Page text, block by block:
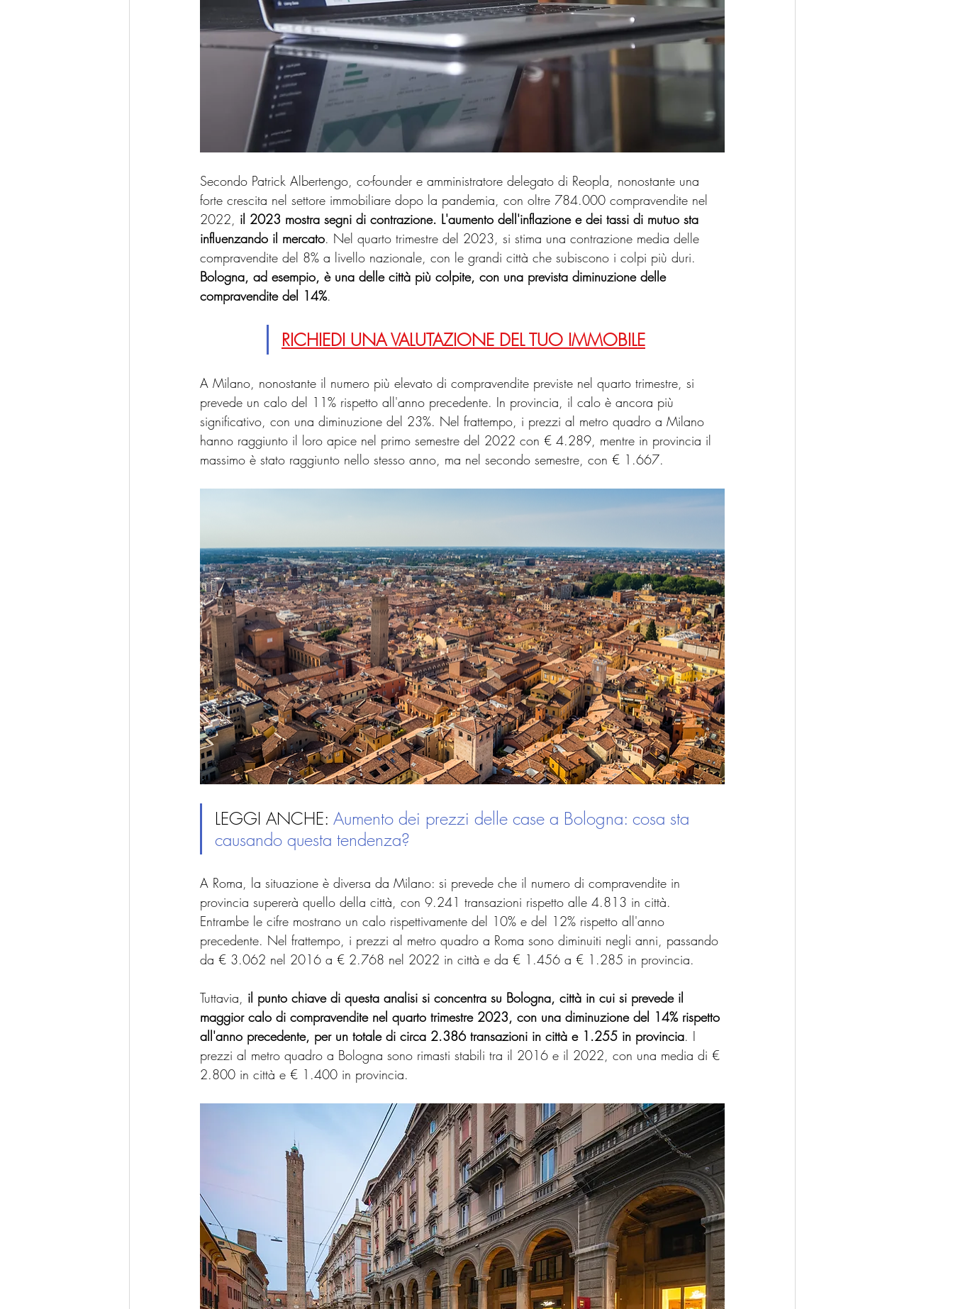
Secondo Patrick Albertengo, co-founder e amministratore delegato di Reopla, nonostante una
forte crescita nel settore immobiliare dopo la pandemia, con oltre 784.000 compravendite nel
2022, il 2023 mostra segni di contrazione. L'aumento dell'inflazione e dei tassi di mutuo sta
influenzando il mercato. Nel quarto trimestre del 2023, si stima una contrazione media delle
compravendite del 8% a livello nazionale, con le grandi città che subiscono i colpi più duri.
Bologna, ad esempio, è una delle città più colpite, con una prevista diminuzione delle
compravendite del 14%.
RICHIEDI UNA VALUTAZIONE DEL TUO IMMOBILE
A Milano, nonostante il numero più elevato di compravendite previste nel quarto trimestre, si
prevede un calo del 11% rispetto all'anno precedente. In provincia, il calo è ancora più
significativo, con una diminuzione del 23%. Nel frattempo, i prezzi al metro quadro a Milano
hanno raggiunto il loro apice nel primo semestre del 2022 con € 4.289, mentre in provincia il
massimo è stato raggiunto nello stesso anno, ma nel secondo semestre, con € 1.667.
LEGGI ANCHE: Aumento dei prezzi delle case a Bologna: cosa sta
causando questa tendenza?
A Roma, la situazione è diversa da Milano: si prevede che il numero di compravendite in
provincia supererà quello della città, con 9.241 transazioni rispetto alle 4.813 in città.
Entrambe le cifre mostrano un calo rispettivamente del 10% e del 12% rispetto all'anno
precedente. Nel frattempo, i prezzi al metro quadro a Roma sono diminuiti negli anni, passando
da € 3.062 nel 2016 a € 2.768 nel 2022 in città e da € 1.456 a € 1.285 in provincia.
Tuttavia, il punto chiave di questa analisi si concentra su Bologna, città in cui si prevede il
maggior calo di compravendite nel quarto trimestre 2023, con una diminuzione del 14% rispetto
all'anno precedente, per un totale di circa 2.386 transazioni in città e 1.255 in provincia. I
prezzi al metro quadro a Bologna sono rimasti stabili tra il 2016 e il 2022, con una media di €
2.800 in città e € 1.400 in provincia.